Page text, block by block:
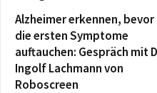
Alzheimer erkennen, bevor
die ersten Symptome
auftauchen: Gespräch mit
Ingolf Lachmann von
Roboscreen